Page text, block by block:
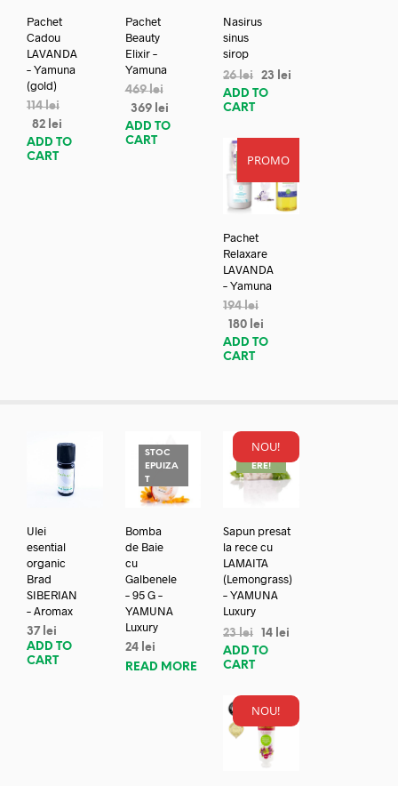
Pachet
Cadou
LAVANDA
– Yamuna
(gold)
114lei
82 lei
ADD TO
CART
Pachet
Beauty
Elixir –
Yamuna
469lei
369 lei
ADD TO
CART
Nasirus
sinus
sirop
26lei 23
lei
ADD TO
CART
PROMO
REDUC
Pachet
Relaxare
LAVANDA
– Yamuna
194lei
180 lei
ADD TO
CART
Ulei
esential
organic
Brad
SIBERIAN
– Aromax
37 lei
ADD TO
CART
STOC
EPUIZA
T
Bomba
de Baie
cu
Galbenele
– 95 G –
YAMUNA
Luxury
24 lei
READ MORE
NOU!
REDUC
ERE!
Sapun presat
la rece cu
LAMAITA
(Lemongrass)
– YAMUNA
Luxury
23lei 14 lei
ADD TO
CART
NOU!